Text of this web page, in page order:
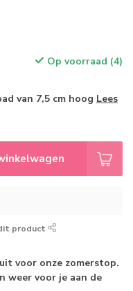
Op voorraad (4)
van 7,5 cm hoog Lees
product
voor onze zomerstop.
weer voor je aan de